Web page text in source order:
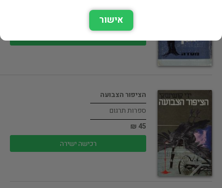
הציפור הצבועה
ספרות תרגום
45 ₪
רכישה ישירה
אישור